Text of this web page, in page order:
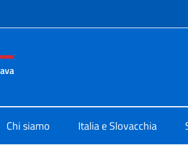
e menù
Chi siamo Italia e Slovacchia